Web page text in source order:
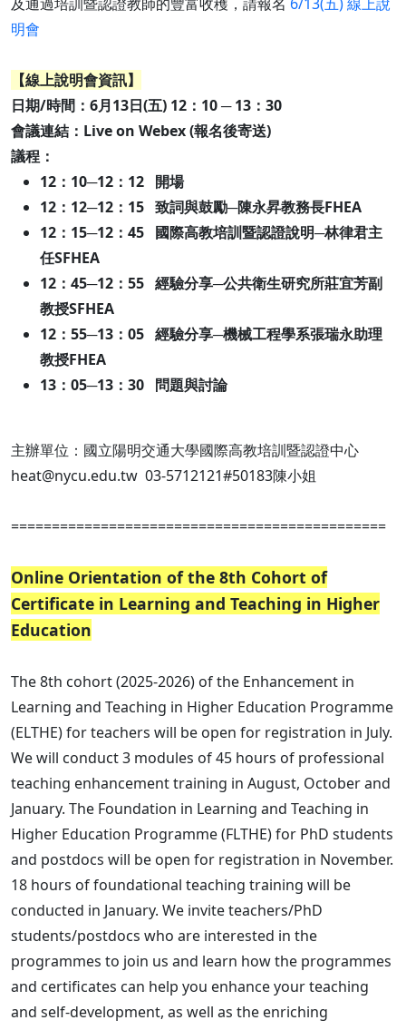
明會
【線上說明會資訊】
日期/時間：6月13日(五) 12：10 ─ 13：30
會議連結：Live on Webex (報名後寄送)
議程：
12：10─12：12 開場
12：12─12：15 致詞與鼓勵─陳永昇教務長FHEA
12：15─12：45 國際高教培訓暨認證說明─林律君主
任SFHEA
12：45─12：55 經驗分享─公共衛生研究所莊宜芳副
教授SFHEA
12：55─13：05 經驗分享─機械工程學系張瑞永助理
教授FHEA
13：05─13：30 問題與討論
主辦單位：國立陽明交通大學國際高教培訓暨認證中心
heat@nycu.edu.tw 03-5712121#50183陳小姐
==============================================
Online Orientation of the 8th Cohort of
Certificate in Learning and Teaching in Higher
Education
The 8th cohort (2025-2026) of the Enhancement in
Learning and Teaching in Higher Education Programme
(ELTHE) for teachers will be open for registration in July.
We will conduct 3 modules of 45 hours of professional
teaching enhancement training in August, October and
January. The Foundation in Learning and Teaching in
Higher Education Programme (FLTHE) for PhD students
and postdocs will be open for registration in November.
18 hours of foundational teaching training will be
conducted in January. We invite teachers/PhD
students/postdocs who are interested in the
programmes to join us and learn how the programmes
and certificates can help you enhance your teaching
and self-development, as well as the enriching